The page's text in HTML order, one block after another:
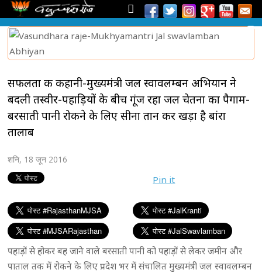
सफलता की कहानी-मुख्यमंत्री जल स्वावलम्बन अभियान ने
बदली तस्वीर-पहाड़ियों के बीच गूंज रहा जल चेतना का पैगाम-
बरसाती पानी रोकने के लिए सीना तान कर खड़ा है बांरा
तालाब
शनि, 18 जून 2016
Pin it
पहाड़ों से होकर बह जाने वाले बरसाती पानी को पहाड़ों से लेकर जमीन और
पाताल तक में रोकने के लिए प्रदेश भर में संचालित मुख्यमंत्री जल स्वावलम्बन